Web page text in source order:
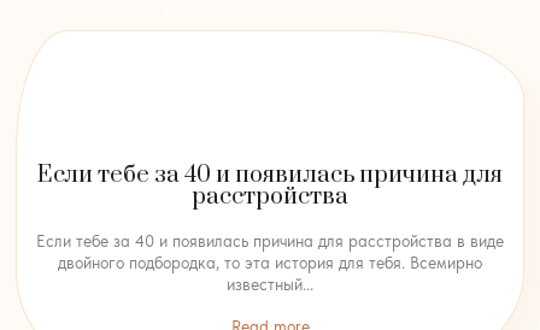
Если тебе за 40 и появилась причина для
расстройства
Если тебе за 40 и появилась причина для расстройства в виде
двойного подбородка, то эта история для тебя. Всемирно
известный...